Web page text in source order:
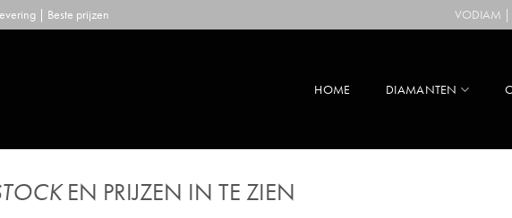
| Beste prijzen VODIAM |
HOME DIAMANTEN
EN PRIJZEN IN TE ZIEN